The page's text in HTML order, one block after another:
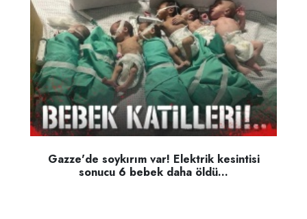
Gazze'de soykırım var! Elektrik kesintisi
sonucu 6 bebek daha öldü...